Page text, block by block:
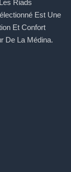
Riads
Est Une
Et Confort
De La Médina.